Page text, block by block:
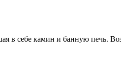
в себе камин и банную печь.